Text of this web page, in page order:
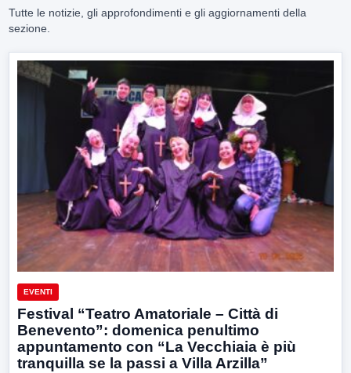
Tutte le notizie, gli approfondimenti e gli aggiornamenti della
sezione.
EVENTI
Festival “Teatro Amatoriale – Città di
Benevento”: domenica penultimo
appuntamento con “La Vecchiaia è più
tranquilla se la passi a Villa Arzilla”